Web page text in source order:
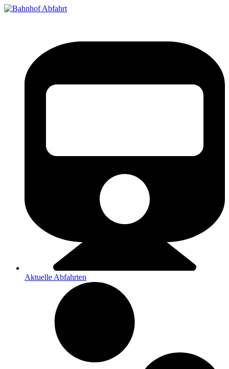
Aktuelle Abfahrten